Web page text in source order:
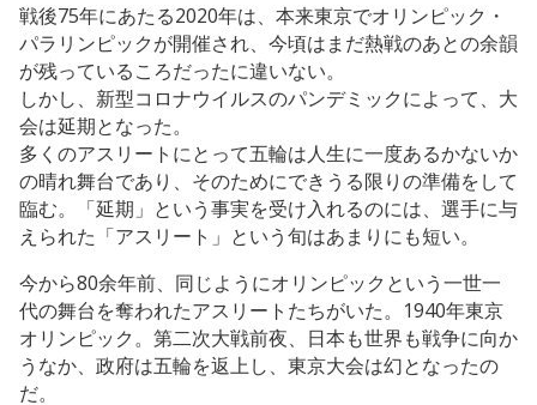
戦後75年にあたる2020年は、本来東京でオリンピック・
パラリンピックが開催され、今頃はまだ熱戦のあとの余韻
が残っているころだったに違いない。
しかし、新型コロナウイルスのパンデミックによって、大
会は延期となった。
多くのアスリートにとって五輪は人生に一度あるかないか
の晴れ舞台であり、そのためにできうる限りの準備をして
臨む。「延期」という事実を受け入れるのには、選手に与
えられた「アスリート」という旬はあまりにも短い。
今から80余年前、同じようにオリンピックという一世一
代の舞台を奪われたアスリートたちがいた。1940年東京
オリンピック。第二次大戦前夜、日本も世界も戦争に向か
うなか、政府は五輪を返上し、東京大会は幻となったの
だ。